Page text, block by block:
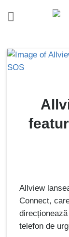
Allview
Connect,
telefon de